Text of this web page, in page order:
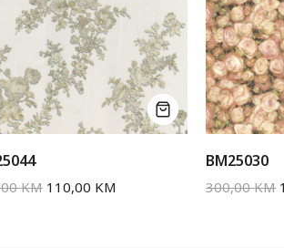
KM 110,00 KM
BM25030
300,00KM